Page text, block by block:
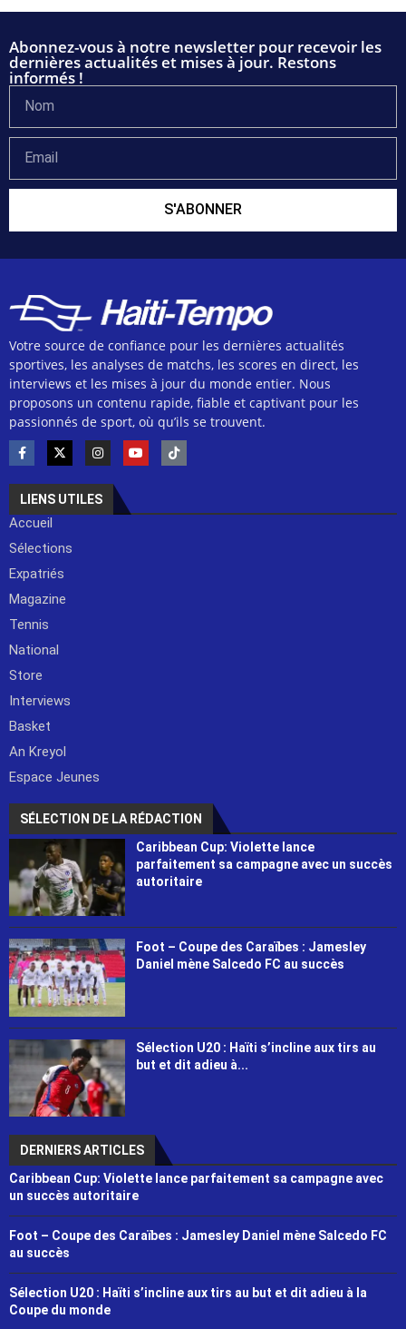
Abonnez-vous à notre newsletter pour recevoir les
dernières actualités et mises à jour. Restons
informés !
S'ABONNER
Votre source de confiance pour les dernières actualités
sportives, les analyses de matchs, les scores en direct, les
interviews et les mises à jour du monde entier. Nous
proposons un contenu rapide, fiable et captivant pour les
passionnés de sport, où qu’ils se trouvent.
LIENS UTILES
Accueil
Sélections
Expatriés
Magazine
Tennis
National
Store
Interviews
Basket
An Kreyol
Espace Jeunes
SÉLECTION DE LA RÉDACTION
Caribbean Cup: Violette lance
parfaitement sa campagne avec un succès
autoritaire
Foot – Coupe des Caraïbes : Jamesley
Daniel mène Salcedo FC au succès
Sélection U20 : Haïti s’incline aux tirs au
but et dit adieu à...
DERNIERS ARTICLES
Caribbean Cup: Violette lance parfaitement sa campagne avec
un succès autoritaire
Foot – Coupe des Caraïbes : Jamesley Daniel mène Salcedo FC
au succès
Sélection U20 : Haïti s’incline aux tirs au but et dit adieu à la
Coupe du monde